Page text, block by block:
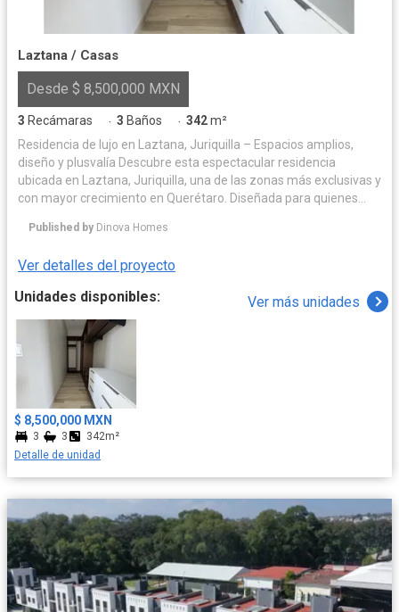
Laztana / Casas
Desde $ 8,500,000 MXN
3 Recámaras · 3 Baños · 342m²
Residencia de lujo en Laztana, Juriquilla – Espacios amplios,
diseño y plusvalía Descubre esta espectacular residencia
ubicada en Laztana, Juriquilla, una de las zonas más exclusivas y
con mayor crecimiento en Querétaro. Diseñada para quienes
Published by Dinova Homes
Ver detalles del proyecto
Unidades disponibles:
Ver más unidades
$ 8,500,000 MXN
3 3
342m²
Detalle de unidad